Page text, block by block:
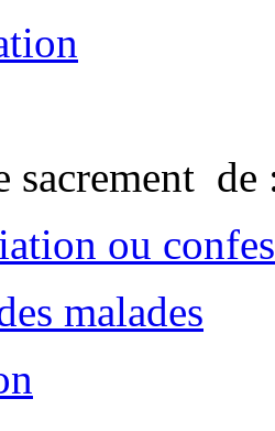
sacrement de
ou
malades